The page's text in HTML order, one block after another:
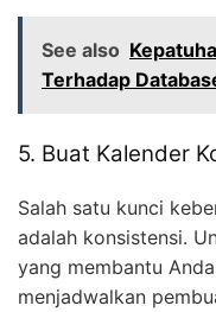
See also
Terhadap
5. Buat Kalender
Salah satu kunci
adalah konsistensi.
yang membantu
menjadwalkan